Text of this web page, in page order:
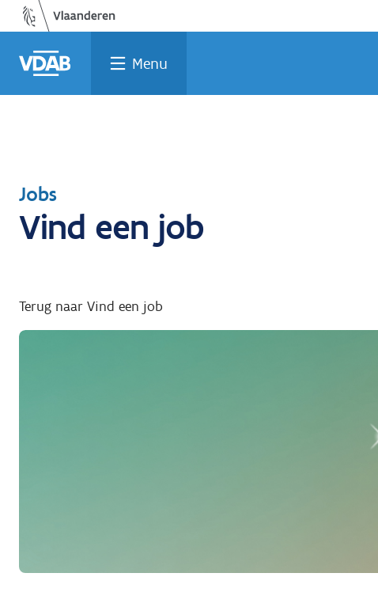
Ga
naar
de
inhoud
Vind
een
job
Vind
een
opleiding
Welke
job
past
bij
Terug
naar
home
Menu
Terug
naar
Jobs
Vind een job
Terug naar Vind een job